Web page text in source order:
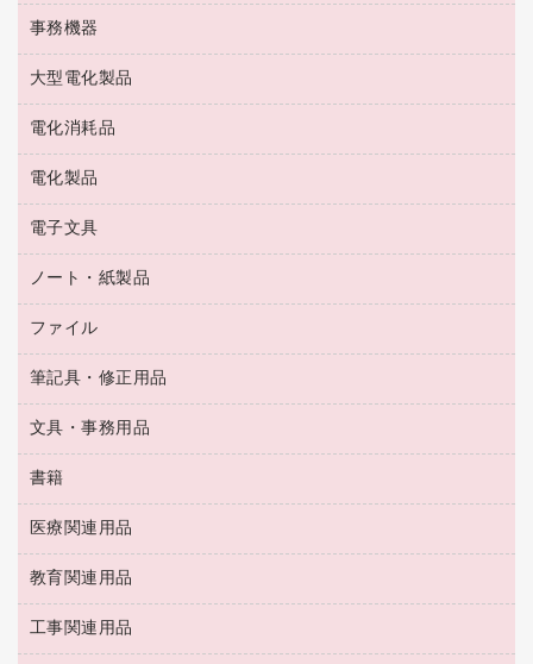
園芸用品
ペット用品
インスタントコーヒー
消臭・芳香剤
殺虫剤
飲食用消耗品
ハンドソープ・石鹸
トイレ用品
トイレ用洗剤
ティッシュペーパー
ダストボックス
タオル・アメニティ用品
スリッパ・サンダル・シューズ
スポーツ・レジャー用品
ゴミ袋
キッチン用品
カウネットスタンプ作成サービス
印鑑作成サービス
事務機器
大型シュレッダー（共配）
レーザーポインター
ラミネートフィルム
ラミネータ
タイムレコーダー
シュレッダ
ＯＨＰ用品
大型電化製品
冷蔵庫・キッチン・調理家電
テレビ・ＡＶ機器
電化消耗品
電球・蛍光灯
乾電池・充電池
フィルム・カメラ用品
デスクライト
アルバム
電化製品
掃除機・クリーナー
空調・季節家電
その他電化製品
キッチン・調理家電
ＯＡタップ／延長コード
電子文具
電卓
ラベルテープ
その他電子文具
ノート・紙製品
封筒
粘着メモ
伝票
典礼用品
帳簿
額縁
各種用紙
ルーズリーフ
ファイル
名刺整理用品
板目表紙・綴込表紙
背幅が伸びるファイル
統一伝票用ファイル
収納保存用品
レターファイル
リングファイル
筆記具・修正用品
万年筆
筆ペン
消しゴム
修正液・修正ペン
修正テープ
鉛筆
文具・事務用品
輪ゴム
両面テープ
名札
保管・整理用品
壁面／足元収納
書籍
パソコンソフト
医療関連用品
保健用品
使い捨て手袋
感染症対策用品
教育関連用品
教育関連用品
工事関連用品